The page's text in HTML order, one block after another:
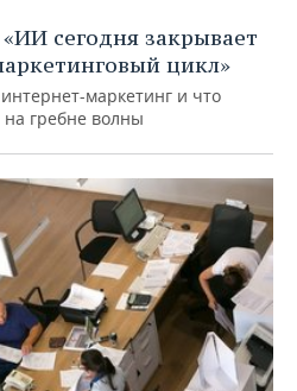
сегодня закрывает
цикл»
маркетинг и что
на гребне волны